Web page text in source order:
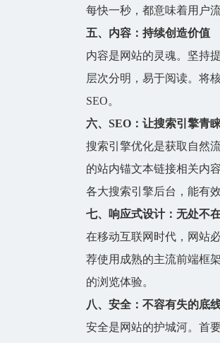
每快一秒，都意味着用户
五、内容：持续创造价值
内容是网站的灵魂。坚持
层次分明，易于阅读。将
SEO。
六、SEO：让搜索引擎青
搜索引擎优化是获取自然
的站内锚文本链接相关内
各大搜索引擎后台，能有
七、响应式设计：无处不
在移动互联网时代， 网站
荐使用成熟的主流前端框
的浏览体验。
八、安全：不容有失的底
安全是网站的护城河。首